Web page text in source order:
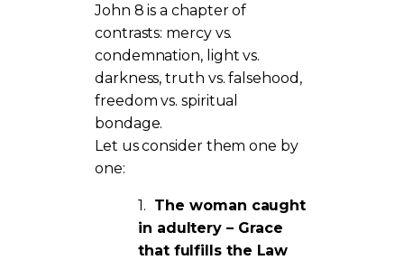
John 8 is a chapter of
contrasts: mercy vs.
condemnation, light vs.
darkness, truth vs. falsehood,
freedom vs. spiritual
bondage.
Let us consider them one by
one:
1. The woman caught
in adultery – Grace
that fulfills the Law